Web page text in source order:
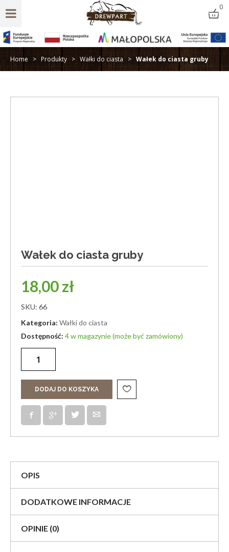
0
Home > Produkty > Wałki do ciasta > Wałek do ciasta gruby
Wałek do ciasta gruby
18,00zł
SKU: 66
Kategoria: Wałki do ciasta
4 w magazynie (może być zamówiony)
DODAJ DO KOSZYKA
OPIS
DODATKOWE INFORMACJE
OPINIE (0)